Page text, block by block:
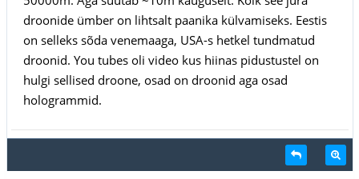
droonide ümber on lihtsalt paanika külvamiseks. Eestis
on selleks sõda venemaaga, USA-s hetkel tundmatud
droonid. You tubes oli video kus hiinas pidustustel on
hulgi sellised droone, osad on droonid aga osad
hologrammid.